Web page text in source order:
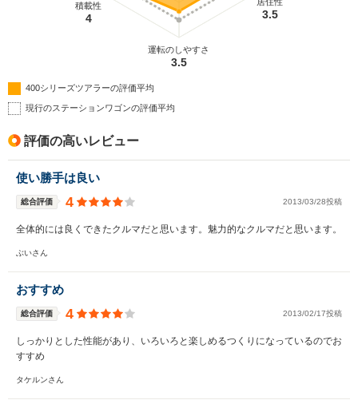
3.5
運転のしやすさ
3.5
積載性
4
400シリーズツアラーの評価平均
現行のステーションワゴンの評価平均
評価の高いレビュー
使い勝手は良い
総合評価 4 2013/03/28投稿
全体的には良くできたクルマだと思います。魅力的なクルマだと思います。
ぶいさん
おすすめ
総合評価 4 2013/02/17投稿
しっかりとした性能があり、いろいろと楽しめるつくりになっているのでお
すすめ
タケルンさん